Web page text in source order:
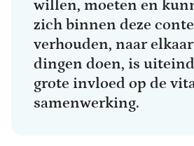
willen, moeten en
zich binnen deze
verhouden, naar
dingen doen, is
grote invloed op de
samenwerking.